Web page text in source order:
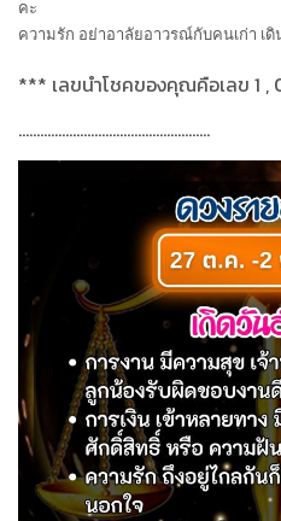
คะ
ความรัก อย่าอาลัยอาวรณ์กับคนเก่า
*** เลขนำโชคของคุณคือเลข 1 ,
.....................................................